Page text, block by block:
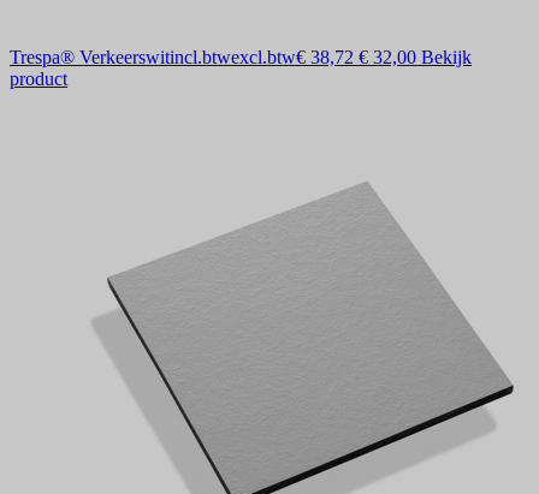
Trespa® Verkeerswitincl.btwexcl.btw€ 38,72 € 32,00 Bekijk
product